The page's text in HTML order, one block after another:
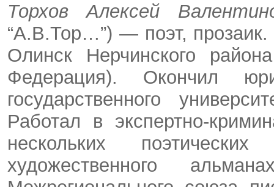
Торхов Алексей
“А.В.Тор…”) — поэт,
Олинск Нерчинского
Федерация). Окончил
государственного
Работал в экспертно-
нескольких
художественного